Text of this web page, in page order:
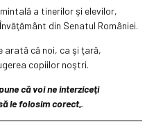
a tinerilor şi elevilor,
din Senatul României.
arată că noi, ca şi ţară,
copiilor noştri.
că voi ne interziceţi
le folosim corect„.